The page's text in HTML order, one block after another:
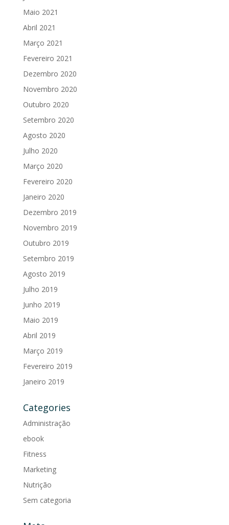
Maio 2021
Abril 2021
Março 2021
Fevereiro 2021
Dezembro 2020
Novembro 2020
Outubro 2020
Setembro 2020
Agosto 2020
Julho 2020
Março 2020
Fevereiro 2020
Janeiro 2020
Dezembro 2019
Novembro 2019
Outubro 2019
Setembro 2019
Agosto 2019
Julho 2019
Junho 2019
Maio 2019
Abril 2019
Março 2019
Fevereiro 2019
Janeiro 2019
Categories
Administração
ebook
Fitness
Marketing
Nutrição
Sem categoria